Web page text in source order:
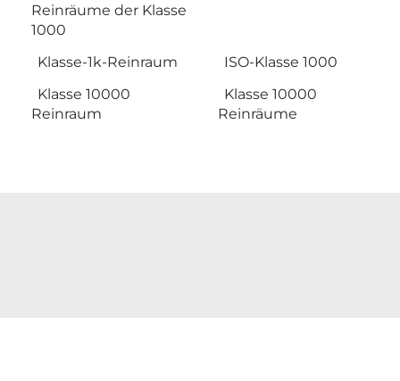
Reinräume der Klasse
1000
Klasse-1k-Reinraum
ISO-Klasse 1000
Klasse 10000
Reinraum
Klasse 10000
Reinräume